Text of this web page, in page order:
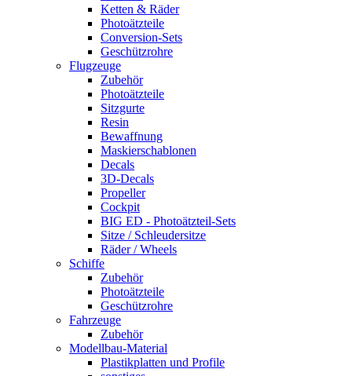
Ketten & Räder
Photoätzteile
Conversion-Sets
Geschützrohre
Flugzeuge
Zubehör
Photoätzteile
Sitzgurte
Resin
Bewaffnung
Maskierschablonen
Decals
3D-Decals
Propeller
Cockpit
BIG ED - Photoätzteil-Sets
Sitze / Schleudersitze
Räder / Wheels
Schiffe
Zubehör
Photoätzteile
Geschützrohre
Fahrzeuge
Zubehör
Modellbau-Material
Plastikplatten und Profile